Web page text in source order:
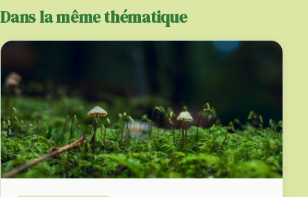
Dans la même thématique